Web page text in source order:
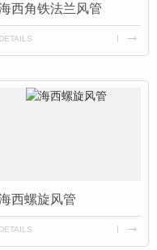
西角铁法兰风管
DETAILS
西螺旋风管
DETAILS